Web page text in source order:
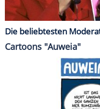
Die beliebtesten
Cartoons "Auweia"